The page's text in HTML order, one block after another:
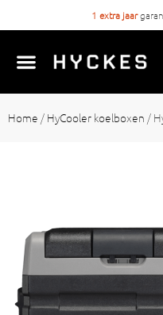
1 extra jaar
Home / HyCooler koelboxen /